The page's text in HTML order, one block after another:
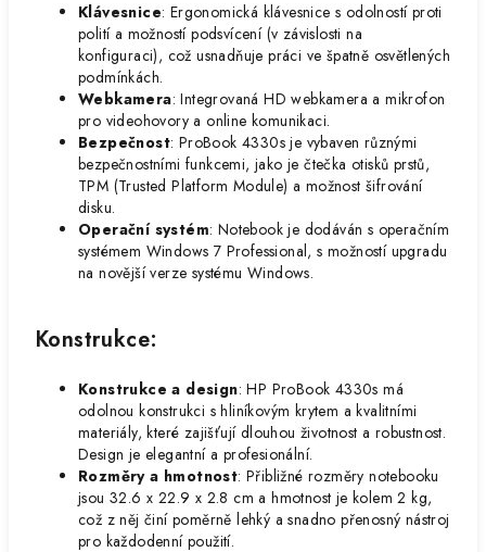
Klávesnice: Ergonomická klávesnice s odolností proti
polití a možností podsvícení (v závislosti na
konfiguraci), což usnadňuje práci ve špatně osvětlených
podmínkách.
Webkamera: Integrovaná HD webkamera a mikrofon
pro videohovory a online komunikaci.
Bezpečnost: ProBook 4330s je vybaven různými
bezpečnostními funkcemi, jako je čtečka otisků prstů,
TPM (Trusted Platform Module) a možnost šifrování
disku.
Operační systém: Notebook je dodáván s operačním
systémem Windows 7 Professional, s možností upgradu
na novější verze systému Windows.
Konstrukce:
Konstrukce a design: HP ProBook 4330s má
odolnou konstrukci s hliníkovým krytem a kvalitními
materiály, které zajišťují dlouhou životnost a robustnost.
Design je elegantní a profesionální.
Rozměry a hmotnost: Přibližné rozměry notebooku
jsou 32.6 x 22.9 x 2.8 cm a hmotnost je kolem 2 kg,
což z něj činí poměrně lehký a snadno přenosný nástroj
pro každodenní použití.